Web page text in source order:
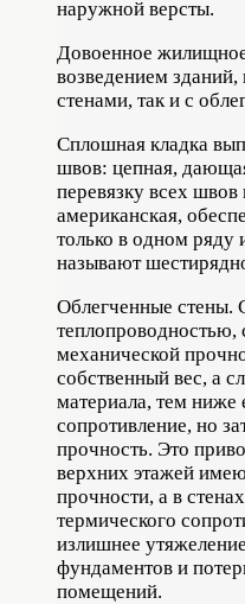
наружной версты.
Довоенное жилищное
возведением
стенами, так и с
Сплошная кладка
швов: цепная,
перевязку всех
американская,
только в одном ряду
называют
Облегченные стены.
механической
собственный вес, а
материала, тем ниже
сопротивление, но
прочность. Это
верхних этажей
прочности, а в
термического
излишнее
фундаментов и
помещений.